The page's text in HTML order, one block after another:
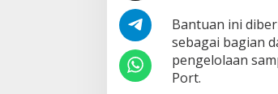
g
u
n
Bantuan ini
sebagai bagian
pengelolaan
Port.